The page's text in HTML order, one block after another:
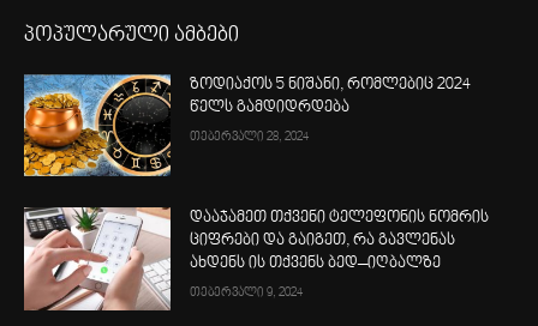
პოპულარული ამბები
ზოდიაქოს 5 ნიშანი, რომლებიც 2024
წელს გამდიდრდება
თებერვალი 28, 2024
დააჯამეთ თქვენი ტელეფონის ნომრის
ციფრები და გაიგეთ, რა გავლენას
ახდენს ის თქვენს ბედ–იღბალზე
თებერვალი 9, 2024